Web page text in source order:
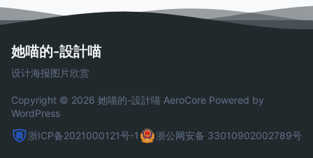
她喵的-設計喵
设计海报图片欣赏
Copyright © 2026 她喵的-設計喵 AeroCore Powered by
WordPress
浙ICP备2021000121号-1
浙公网安备 33010902002789号